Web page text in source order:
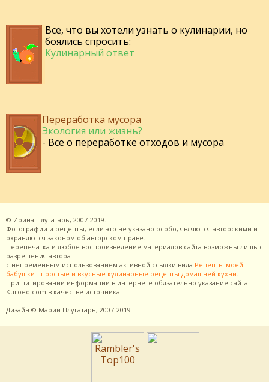
Все, что вы хотели узнать о кулинарии, но
боялись спросить:
Кулинарный ответ
Переработка мусора
Экология или жизнь?
- Все о переработке отходов и мусора
© Ирина Плугатарь, 2007-2019.
Фотографии и рецепты, если это не указано особо, являются авторскими и
охраняются законом об авторском праве.
Перепечатка и любое воспроизведение материалов сайта возможны лишь с
разрешения автора
с непременным использованием активной ссылки вида Рецепты моей
бабушки - простые и вкусные кулинарные рецепты домашней кухни.
При цитировании информации в интернете обязательно указание сайта
Kuroed.com в качестве источника.
Дизайн © Марии Плугатарь, 2007-2019